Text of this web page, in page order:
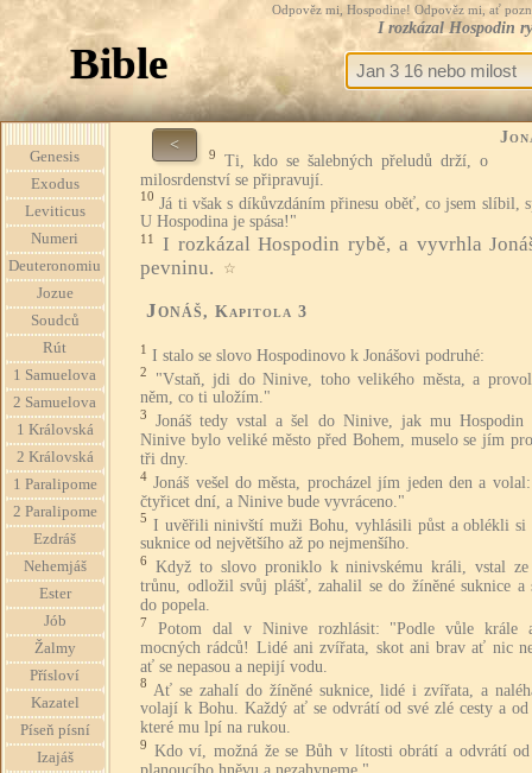
Odpověz mi, Hospodine! Odpověz mi, ať
I rozkázal Hospodin
Bible
Genesis
Exodus
Leviticus
Numeri
Deuteronomiu
Jozue
Soudců
Rút
1 Samuelova
2 Samuelova
1 Královská
2 Královská
1 Paralipome
2 Paralipome
Ezdráš
Nehemjáš
Ester
Jób
Žalmy
Přísloví
Kazatel
Píseň písní
Izajáš
<
9
Ti, kdo se šalebných přeludů drží, o
milosrdenství se připravují.
10 Já ti však s díkůvzdáním přinesu oběť, co jsem slíbil,
U Hospodina je spása!"
11
I rozkázal Hospodin rybě, a vyvrhla
pevninu.
☆
Jonáš, Kapitola 3
1 I stalo se slovo Hospodinovo k Jonášovi podruhé:
2
"Vstaň, jdi do Ninive, toho velikého města, a
něm, co ti uložím."
3
Jonáš tedy vstal a šel do Ninive, jak mu Hospodin
Ninive bylo veliké město před Bohem, muselo se jím
tři dny.
4 Jonáš vešel do města, procházel jím jeden den a volal:
čtyřicet dní, a Ninive bude vyvráceno."
5 I uvěřili ninivští muži Bohu, vyhlásili půst a oblékli si
suknice od největšího až po nejmenšího.
6
Když to slovo proniklo k ninivskému králi, vstal ze
trůnu, odložil svůj plášť, zahalil se do žíněné suknice a
do popela.
7
Potom dal v Ninive rozhlásit: "Podle vůle krále
mocných rádců! Lidé ani zvířata, skot ani brav ať nic
ať se nepasou a nepijí vodu.
8 Ať se zahalí do žíněné suknice, lidé i zvířata, a
volají k Bohu. Každý ať se odvrátí od své zlé cesty a
které mu lpí na rukou.
9 Kdo ví, možná že se Bůh v lítosti obrátí a odvrátí od